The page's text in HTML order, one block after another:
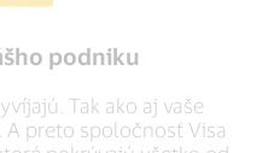
podniku
Tak ako aj vaše
preto spoločnosť Visa